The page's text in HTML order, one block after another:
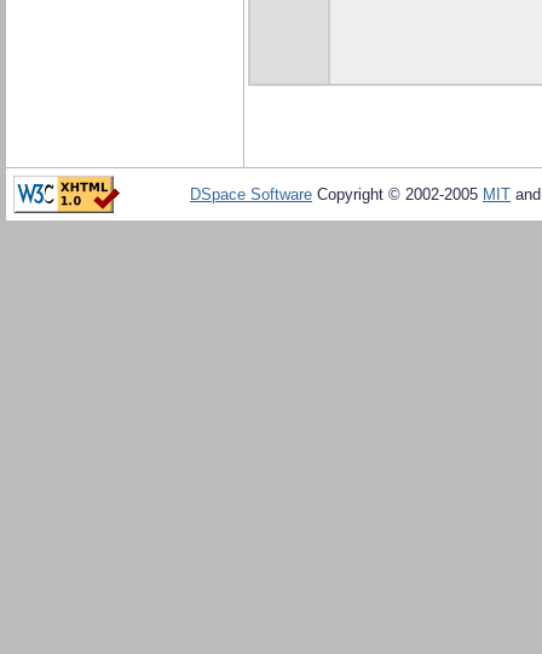
DSpace Software Copyright © 2002-2005 MIT